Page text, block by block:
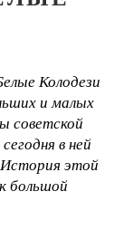
Колодези
и малых
советской
в ней
История этой
большой